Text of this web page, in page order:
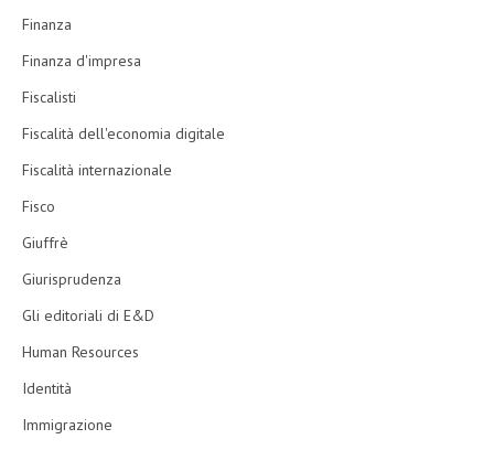
Finanza
Finanza d'impresa
Fiscalisti
Fiscalità dell'economia digitale
Fiscalità internazionale
Fisco
Giuffrè
Giurisprudenza
Gli editoriali di E&D
Human Resources
Identità
Immigrazione